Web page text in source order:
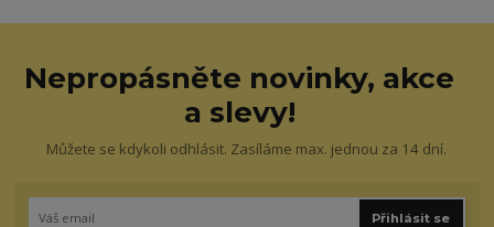
Nepropásněte novinky, akce
a slevy!
Můžete se kdykoli odhlásit. Zasíláme max. jednou za 14 dní.
Přihlásit se